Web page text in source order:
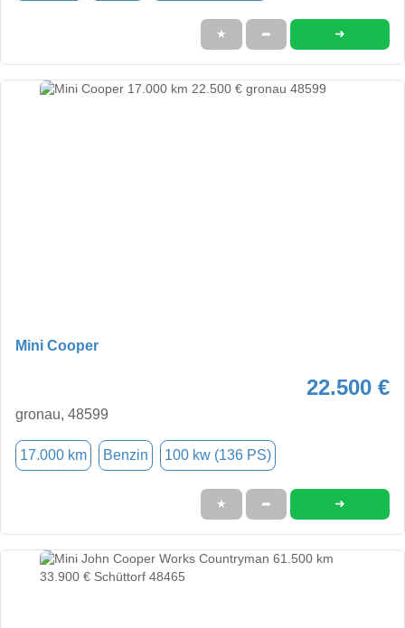
★ ➦ ➜
Mini Cooper
22.500 €
gronau, 48599
17.000 km Benzin 100 kw (136 PS)
★ ➦ ➜